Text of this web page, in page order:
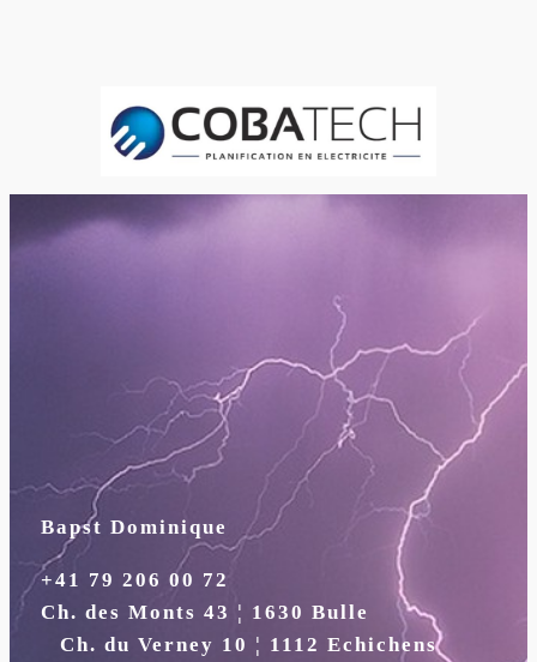
Bapst Dominique
+41 79 206 00 72
Ch. des Monts 43 ¦ 1630 Bulle
Ch. du Verney 10 ¦ 1112 Echichens